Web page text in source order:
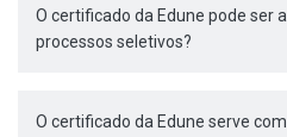
O certificado da Edune pode ser
processos seletivos?
O certificado da Edune serve